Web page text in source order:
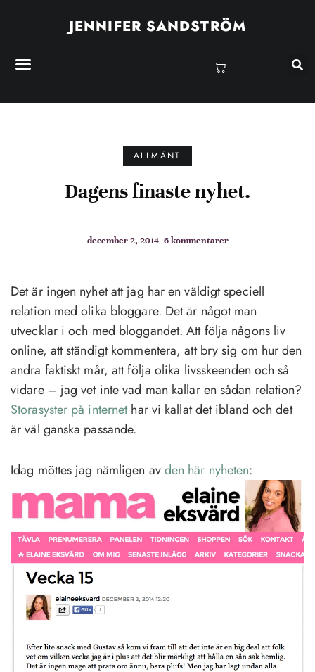
JENNIFER SANDSTRÖM
ALLMÄNT
Dagens finaste nyhet.
december 2, 2014 6 kommentarer
Det är ingen nyhet att jag har en väldigt speciell
relation med olika bloggare. Det är något man
utvecklar i och med bloggandet. Att följa någons liv
online, att ständigt kommentera, att bry sig om hur den
andra faktiskt mår, att följa olika livsskeenden och så
vidare – jag vet inte vad man kallar en sådan relation?
Storasyster på internethar vi kallat det ibland och det
är väl ganska passande.
Idag möttes jag nämligen avden här nyheten: